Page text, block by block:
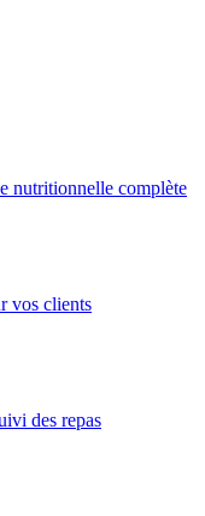
nutritionnelle complète
vos clients
des repas